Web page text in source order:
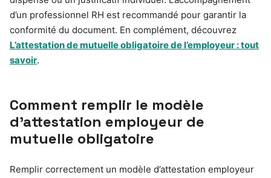
d’un professionnel RH est recommandé pour garantir la
conformité du document. En complément, découvrez
L’attestation de mutuelle obligatoire de l’employeur : tout
savoir.
Comment remplir le modèle
d’attestation employeur de
mutuelle obligatoire
Remplir correctement un modèle d’attestation employeur